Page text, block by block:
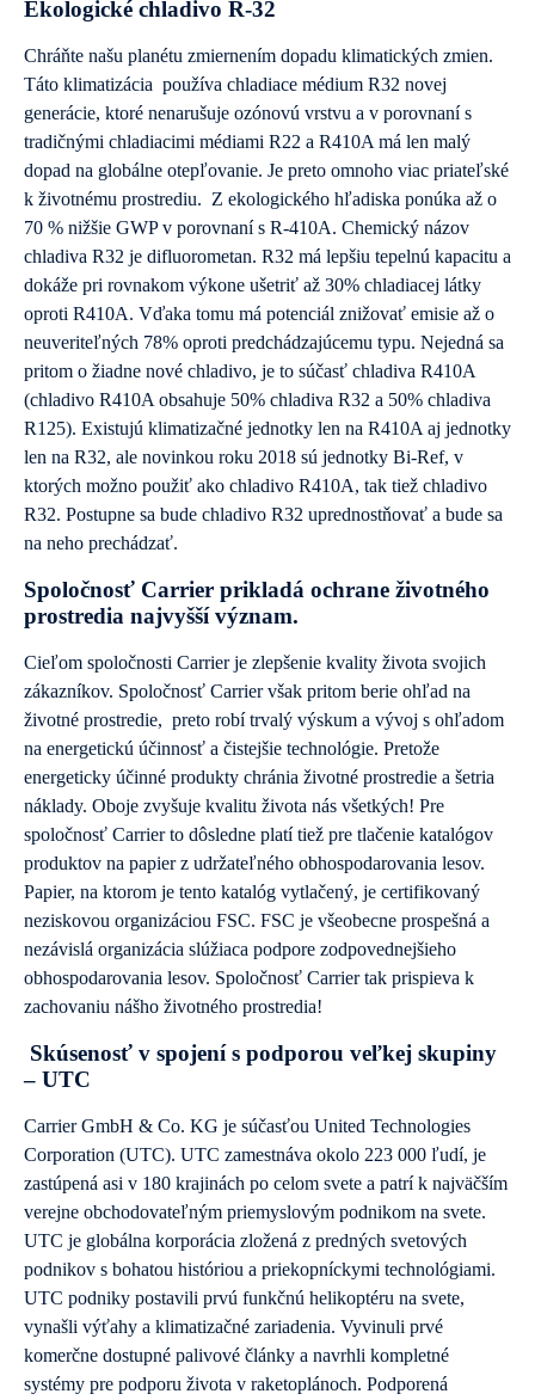
Ekologické chladivo R-32
Chráňte našu planétu zmiernením dopadu klimatických zmien.
Táto klimatizácia používa chladiace médium R32 novej
generácie, ktoré nenarušuje ozónovú vrstvu a v porovnaní s
tradičnými chladiacimi médiami R22 a R410A má len malý
dopad na globálne otepľovanie. Je preto omnoho viac priateľské
k životnému prostrediu. Z ekologického hľadiska ponúka až o
70 % nižšie GWP v porovnaní s R-410A. Chemický názov
chladiva R32 je difluorometan. R32 má lepšiu tepelnú kapacitu a
dokáže pri rovnakom výkone ušetriť až 30% chladiacej látky
oproti R410A. Vďaka tomu má potenciál znižovať emisie až o
neuveriteľných 78% oproti predchádzajúcemu typu. Nejedná sa
pritom o žiadne nové chladivo, je to súčasť chladiva R410A
(chladivo R410A obsahuje 50% chladiva R32 a 50% chladiva
R125). Existujú klimatizačné jednotky len na R410A aj jednotky
len na R32, ale novinkou roku 2018 sú jednotky Bi-Ref, v
ktorých možno použiť ako chladivo R410A, tak tiež chladivo
R32. Postupne sa bude chladivo R32 uprednostňovať a bude sa
na neho prechádzať.
Spoločnosť Carrier prikladá ochrane životného
prostredia najvyšší význam.
Cieľom spoločnosti Carrier je zlepšenie kvality života svojich
zákazníkov. Spoločnosť Carrier však pritom berie ohľad na
životné prostredie, preto robí trvalý výskum a vývoj s ohľadom
na energetickú účinnosť a čistejšie technológie. Pretože
energeticky účinné produkty chránia životné prostredie a šetria
náklady. Oboje zvyšuje kvalitu života nás všetkých! Pre
spoločnosť Carrier to dôsledne platí tiež pre tlačenie katalógov
produktov na papier z udržateľného obhospodarovania lesov.
Papier, na ktorom je tento katalóg vytlačený, je certifikovaný
neziskovou organizáciou FSC. FSC je všeobecne prospešná a
nezávislá organizácia slúžiaca podpore zodpovednejšieho
obhospodarovania lesov. Spoločnosť Carrier tak prispieva k
zachovaniu nášho životného prostredia!
Skúsenosť v spojení s podporou veľkej skupiny
– UTC
Carrier GmbH & Co. KG je súčasťou United Technologies
Corporation (UTC). UTC zamestnáva okolo 223 000 ľudí, je
zastúpená asi v 180 krajinách po celom svete a patrí k najväčším
verejne obchodovateľným priemyslovým podnikom na svete.
UTC je globálna korporácia zložená z predných svetových
podnikov s bohatou históriou a priekopníckymi technológiami.
UTC podniky postavili prvú funkčnú helikoptéru na svete,
vynašli výťahy a klimatizačné zariadenia. Vyvinuli prvé
komerčne dostupné palivové články a navrhli kompletné
systémy pre podporu života v raketoplánoch. Podporená